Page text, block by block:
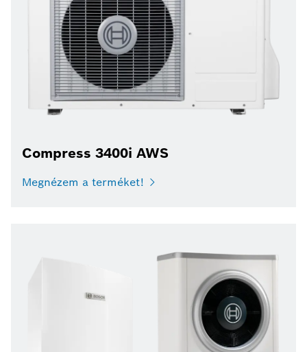
Compress 3400i AWS
Megnézem a terméket!